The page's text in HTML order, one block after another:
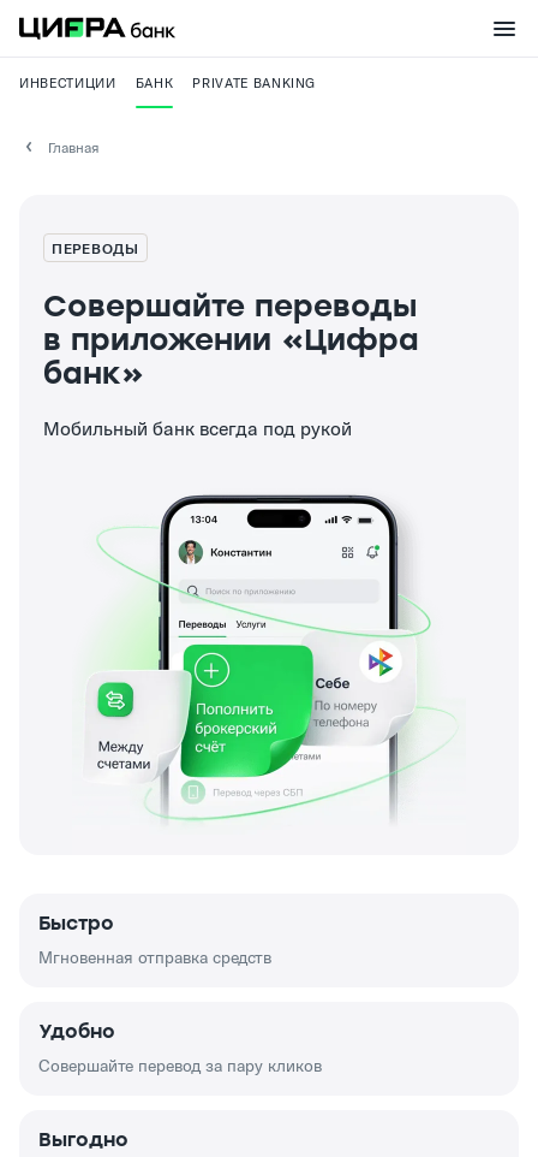
ИНВЕСТИЦИИ БАНК PRIVATE BANKING
Главная
ПЕРЕВОДЫ
Совершайте переводы
в приложении «Цифра
банк»
Мобильный банк всегда под рукой
Быстро
Мгновенная отправка средств
Удобно
Совершайте перевод за пару кликов
Выгодно